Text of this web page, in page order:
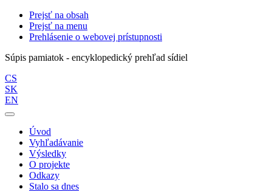
Prejsť na obsah
Prejsť na menu
Prehlásenie o webovej prístupnosti
Súpis pamiatok - encyklopedický prehľad sídiel
CS
SK
EN
Úvod
Vyhľadávanie
Výsledky
O projekte
Odkazy
Stalo sa dnes